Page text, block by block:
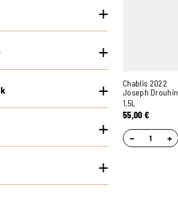
Chablis 2022
Joseph Drouhin
1,5L
55,00€
− +